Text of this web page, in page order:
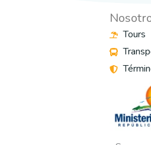
Tours